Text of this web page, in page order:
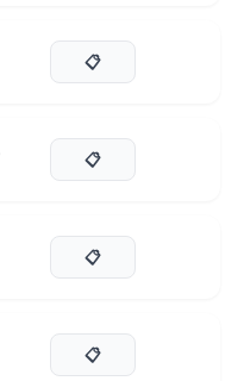
📋
📋
📋
📋